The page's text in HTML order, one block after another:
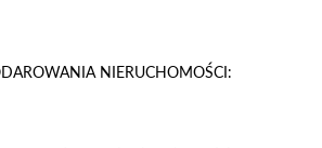
NIERUCHOMOŚCI: